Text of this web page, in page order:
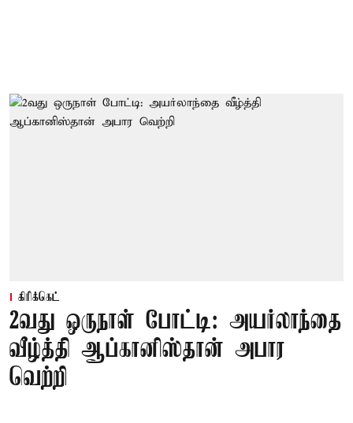
கிரிக்கெட்
2வது ஒருநாள் போட்டி: அயர்லாந்தை
வீழ்த்தி ஆப்கானிஸ்தான் அபார
வெற்றி